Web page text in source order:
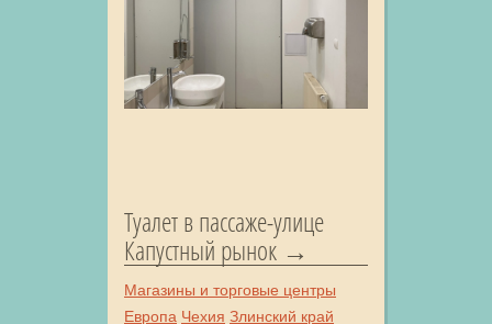
Туалет в пассаже-улице
Капустный рынок
Магазины и торговые центры
Европа Чехия Злинский край